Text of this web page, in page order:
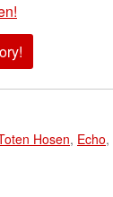
Hosen, Echo,